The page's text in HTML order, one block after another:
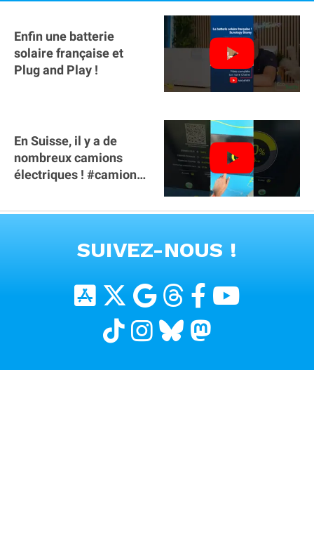
Enfin une batterie
solaire française et
Plug and Play !
En Suisse, il y a de
nombreux camions
électriques ! #camion
#voitureelectrique
SUIVEZ-NOUS !